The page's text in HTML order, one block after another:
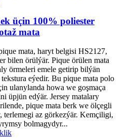
üçin 100% poliester
mata
mata, haryt belgisi HS2127,
bilen örülýär. Pique örülen mata
örmeleri emele getirip bilýän
eýedir. Bu pique mata polo
ulanylanda howa we goşmaça
üpjün edýär. Jersey matalary
pique mata berk we ölçegli
terlemegi az görkezýär. Kemçiligi,
bolmagydyr...